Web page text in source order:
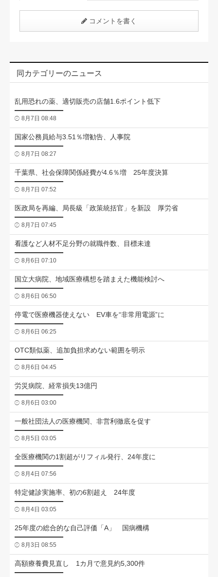
コメントを書く
同カテゴリーのニュース
乱用恐れの薬、適切販売の店舗1.6ポイント低下
8月7日 08:48
国家公務員給与3.51％増勧告、人事院
8月7日 08:27
千葉県、社会保障関係経費が4.6％増 25年度決算
8月7日 07:52
医政局を再編、局長級「政策統括官」を新設 厚労省
8月7日 07:45
看護など人材不足分野の就職件数、目標未達
8月6日 07:10
国立大病院、地域医療構想を踏まえた機能検討へ
8月6日 06:50
停電で医療機器使えない EV車を“非常用電源”に
8月6日 06:25
OTC類似薬、追加負担求めない範囲を明示
8月6日 04:45
労災病院、経常損失13億円
8月6日 03:00
一般社団法人の医療機関、非営利徹底を促す
8月5日 03:05
全医療機関の1割超がリフィル発行、24年度に
8月4日 07:56
特定健診実施率、初の6割超え 24年度
8月4日 03:05
25年度の総合的な自己評価「A」 国病機構
8月3日 08:55
高額療養費見直し 1カ月で意見約5,300件